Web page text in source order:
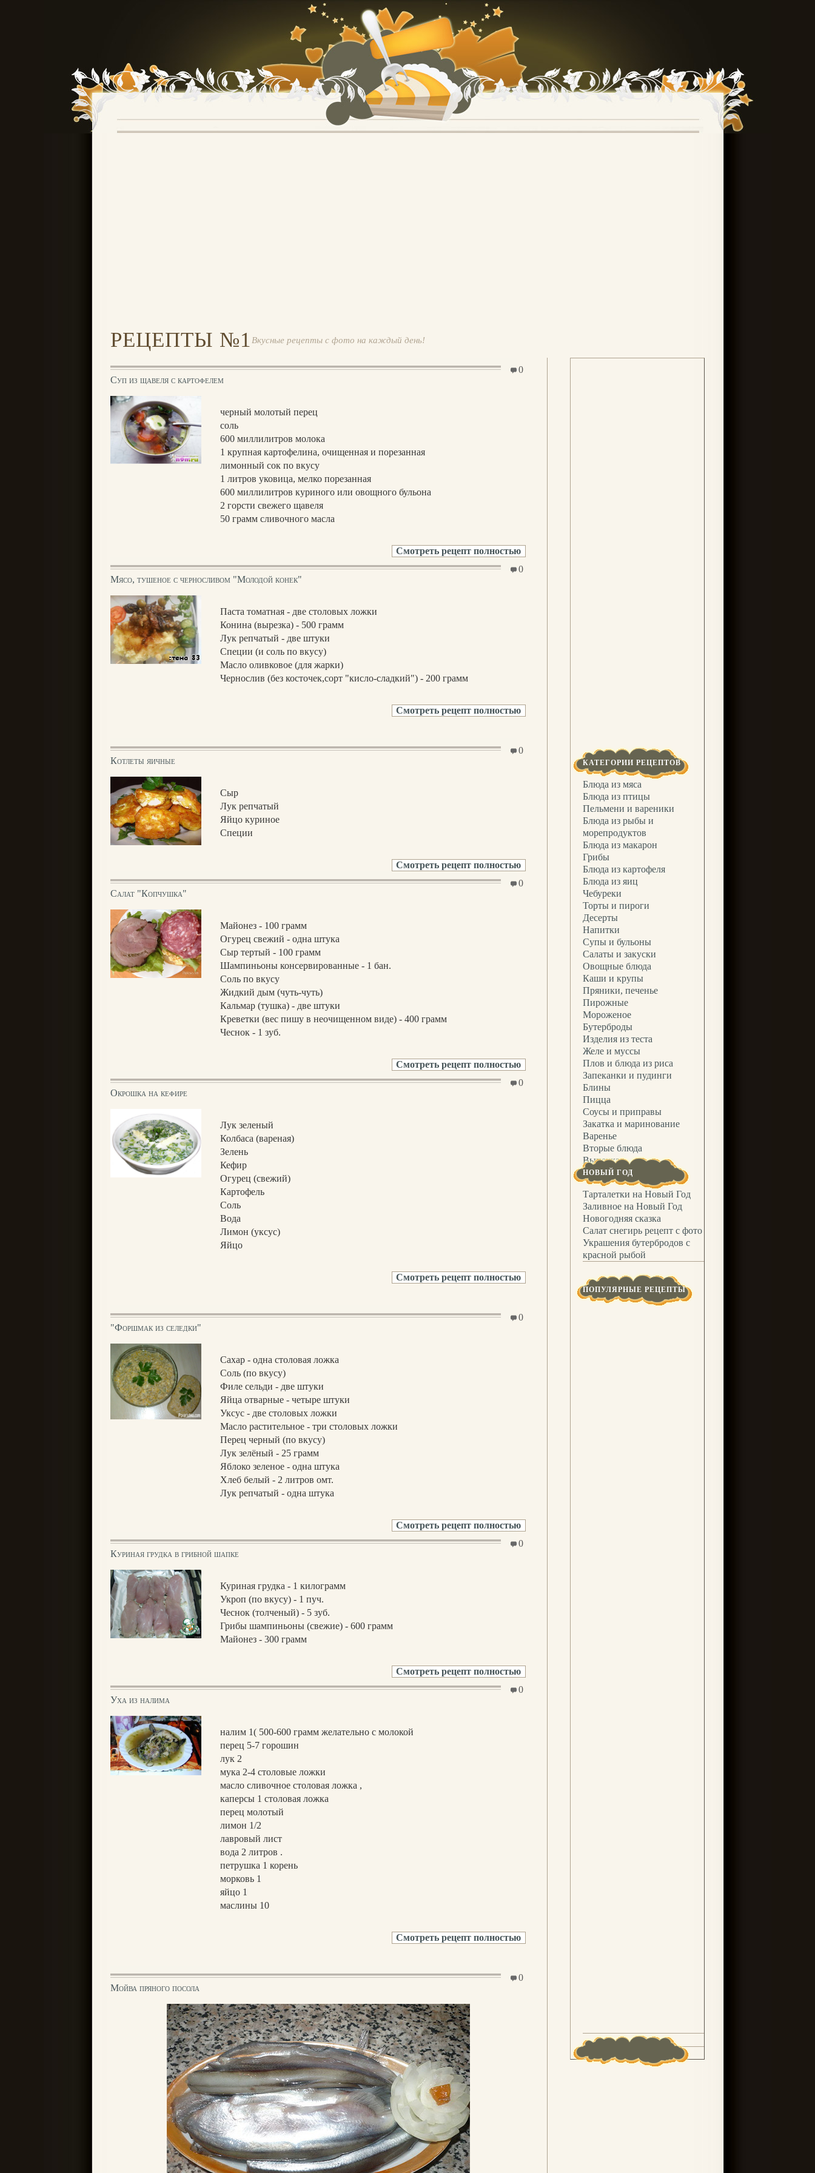
РЕЦЕПТЫ №1 Вкусные рецепты с фото на каждый день!
0
Суп из щавеля с картофелем
черный молотый перец
соль
600 миллилитров молока
1 крупная картофелина, очищенная и порезанная
лимонный сок по вкусу
1 литров уковица, мелко порезанная
600 миллилитров куриного или овощного бульона
2 горсти свежего щавеля
50 грамм сливочного масла
Смотреть рецепт полностью
0
Мясо, тушеное с черносливом "Молодой конек"
Паста томатная - две столовых ложки
Конина (вырезка) - 500 грамм
Лук репчатый - две штуки
Специи (и соль по вкусу)
Масло оливковое (для жарки)
Чернослив (без косточек,сорт "кисло-сладкий") - 200 грамм
Смотреть рецепт полностью
0
Котлеты яичные
Сыр
Лук репчатый
Яйцо куриное
Специи
Смотреть рецепт полностью
0
Салат "Копчушка"
Майонез - 100 грамм
Огурец свежий - одна штука
Сыр тертый - 100 грамм
Шампиньоны консервированные - 1 бан.
Соль по вкусу
Жидкий дым (чуть-чуть)
Кальмар (тушка) - две штуки
Креветки (вес пишу в неочищенном виде) - 400 грамм
Чеснок - 1 зуб.
Смотреть рецепт полностью
0
Окрошка на кефире
Лук зеленый
Колбаса (вареная)
Зелень
Кефир
Огурец (свежий)
Картофель
Соль
Вода
Лимон (уксус)
Яйцо
Смотреть рецепт полностью
0
"Форшмак из селeдки"
Сахар - одна столовая ложка
Соль (по вкусу)
Филе сельди - две штуки
Яйца отварные - четыре штуки
Уксус - две столовых ложки
Масло растительное - три столовых ложки
Перец черный (по вкусу)
Лук зелёный - 25 грамм
Яблоко зеленое - одна штука
Хлеб белый - 2 литров омт.
Лук репчатый - одна штука
Смотреть рецепт полностью
0
Куриная грудка в грибной шапке
Куриная грудка - 1 килограмм
Укроп (по вкусу) - 1 пуч.
Чеснок (толченый) - 5 зуб.
Грибы шампиньоны (свежие) - 600 грамм
Майонез - 300 грамм
Смотреть рецепт полностью
0
Уха из налима
налим 1( 500-600 грамм желательно с молокой
перец 5-7 горошин
лук 2
мука 2-4 столовые ложки
масло сливочное столовая ложка ,
каперсы 1 столовая ложка
перец молотый
лимон 1/2
лавровый лист
вода 2 литров .
петрушка 1 корень
морковь 1
яйцо 1
маслины 10
Смотреть рецепт полностью
0
Мойва пряного посола
КАТЕГОРИИ РЕЦЕПТОВ
Блюда из мяса
Блюда из птицы
Пельмени и вареники
Блюда из рыбы и
морепродуктов
Блюда из макарон
Грибы
Блюда из картофеля
Блюда из яиц
Чебуреки
Торты и пироги
Десерты
Напитки
Супы и бульоны
Салаты и закуски
Овощные блюда
Каши и крупы
Пряники, печенье
Пирожные
Мороженое
Бутерброды
Изделия из теста
Желе и муссы
Плов и блюда из риса
Запеканки и пудинги
Блины
Пицца
Соусы и приправы
Закатка и маринование
Варенье
Вторые блюда
Выпечка
НОВЫЙ ГОД
Тарталетки на Новый Год
Заливное на Новый Год
Новогодняя сказка
Салат снегирь рецепт с фото
Украшения бутербродов с
красной рыбой
ПОПУЛЯРНЫЕ РЕЦЕПТЫ